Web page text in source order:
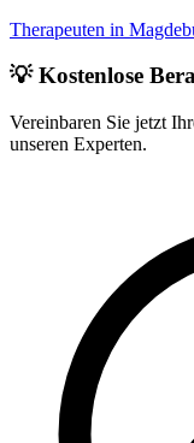
Therapeuten in
💡 Kostenlose
Vereinbaren Sie jetzt
unseren Experten.